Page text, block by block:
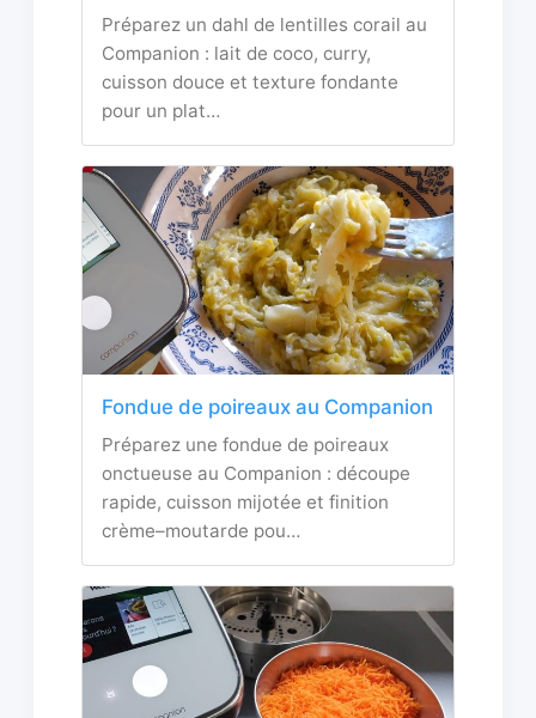
Préparez un dahl de lentilles corail au
Companion : lait de coco, curry,
cuisson douce et texture fondante
pour un plat…
Fondue de poireaux au Companion
Préparez une fondue de poireaux
onctueuse au Companion : découpe
rapide, cuisson mijotée et finition
crème–moutarde pou…